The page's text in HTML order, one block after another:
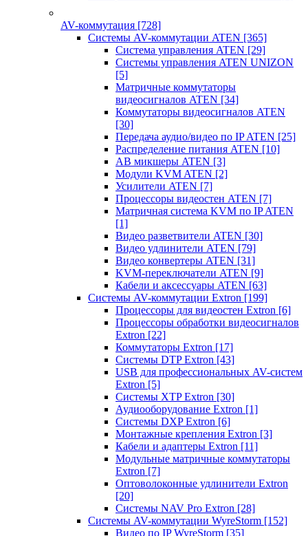
AV-коммутация [728]
Системы AV-коммутации ATEN [365]
Система управления ATEN [29]
Системы управления ATEN UNIZON
[5]
Матричные коммутаторы
видеосигналов ATEN [34]
Коммутаторы видеосигналов ATEN
[30]
Передача аудио/видео по IP ATEN [25]
Распределение питания ATEN [10]
АВ микшеры ATEN [3]
Модули KVM ATEN [2]
Усилители ATEN [7]
Процессоры видеостен ATEN [7]
Матричная система KVM по IP ATEN
[1]
Видео разветвители ATEN [30]
Видео удлинители ATEN [79]
Видео конвертеры ATEN [31]
KVM-переключатели ATEN [9]
Кабели и аксессуары ATEN [63]
Системы AV-коммутации Extron [199]
Процессоры для видеостен Extron [6]
Процессоры обработки видеосигналов
Extron [22]
Коммутаторы Extron [17]
Системы DTP Extron [43]
USB для профессиональных AV-систем
Extron [5]
Системы XTP Extron [30]
Аудиооборудование Extron [1]
Системы DXP Extron [6]
Монтажные крепления Extron [3]
Кабели и адаптеры Extron [11]
Модульные матричные коммутаторы
Extron [7]
Оптоволоконные удлинители Extron
[20]
Системы NAV Pro Extron [28]
Системы AV-коммутации WyreStorm [152]
Видео по IP WyreStorm [35]